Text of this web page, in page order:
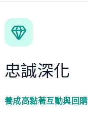
忠誠深化
養成高黏著互動與回購